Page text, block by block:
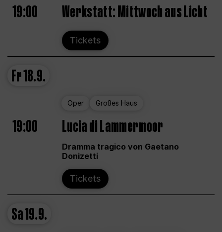
19:00 Werkstatt: Mittwoch aus Licht
Tickets
Fr18.9.
Oper Großes Haus
19:00 Lucia di Lammermoor
Dramma tragico von Gaetano
Donizetti
Tickets
Sa19.9.